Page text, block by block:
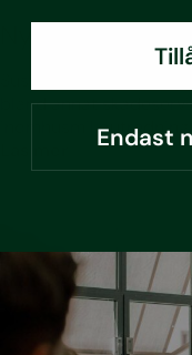
Endast
bland annat